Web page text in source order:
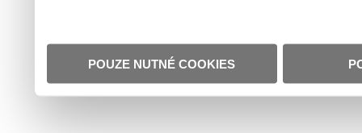
POUZE NUTNÉ COOKIES